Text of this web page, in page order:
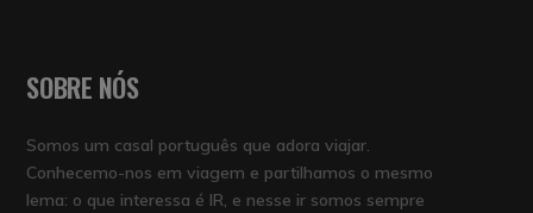
SOBRE NÓS
Somos um casal português que adora viajar.
Conhecemo-nos em viagem e partilhamos o mesmo
lema: o que interessa é IR, e nesse ir somos sempre